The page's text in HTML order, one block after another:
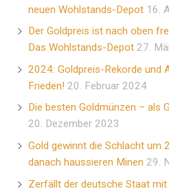
neuen Wohlstands-Depot 16.
Der Goldpreis ist nach oben
Das Wohlstands-Depot 27.
2024: Goldpreis-Rekorde und
Frieden! 20. Februar 2024
Die besten Goldmünzen – als
20. Dezember 2023
Gold gewinnt die Schlacht um
danach haussieren Minen 29.
Zerfällt der deutsche Staat